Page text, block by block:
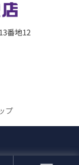
番地12
プ